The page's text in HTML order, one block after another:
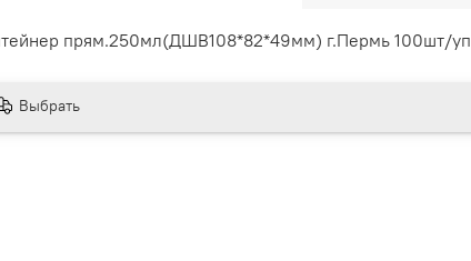
прям.250мл(ДШВ108*82*49мм) г.Пермь 100шт/уп
Выбрать